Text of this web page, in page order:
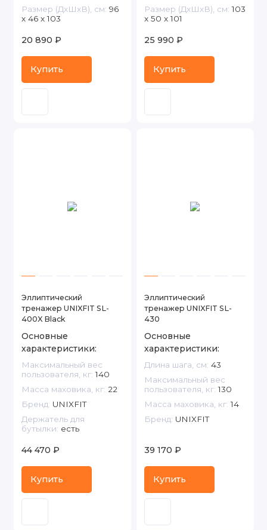
Размер (ДxШxВ), см: 96
x 46 x 103
20 890 ₽
Купить
Размер (ДxШxВ), см: 103
x 50 x 101
25 990 ₽
Купить
Эллиптический
тренажер UNIXFIT SL-
400X Black
Основные
характеристики:
Максимальный вес
пользователя, кг: 140
Масса маховика, кг: 22
Бренд: UNIXFIT
Держатель для
бутылки: есть
44 470 ₽
Купить
Эллиптический
тренажер UNIXFIT SL-
430
Основные
характеристики:
Длина шага, см: 43
Максимальный вес
пользователя, кг: 130
Масса маховика, кг: 14
Бренд: UNIXFIT
39 170 ₽
Купить